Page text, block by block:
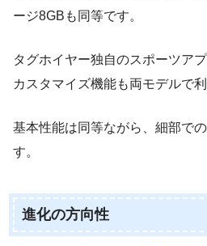
ージ8GBも同等です。
タグホイヤー独自のスポーツア
カスタマイズ機能も両モデルで利
基本性能は同等ながら、細部で
す。
進化の方向性